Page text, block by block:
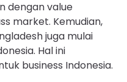
dengan value
market. Kemudian,
juga mulai
Hal ini
business Indonesia.